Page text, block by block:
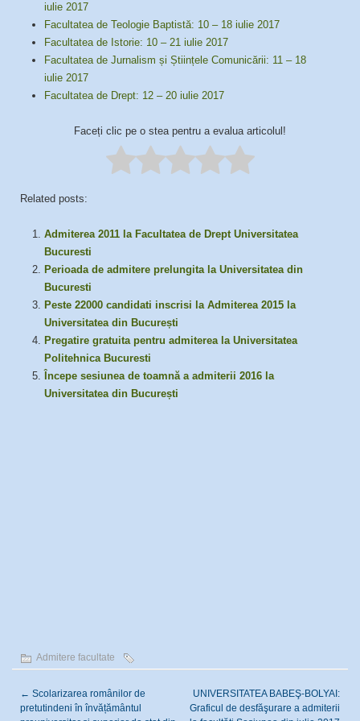
iulie 2017
Facultatea de Teologie Baptistă: 10 – 18 iulie 2017
Facultatea de Istorie: 10 – 21 iulie 2017
Facultatea de Jurnalism și Științele Comunicării: 11 – 18
iulie 2017
Facultatea de Drept: 12 – 20 iulie 2017
Faceți clic pe o stea pentru a evalua articolul!
Related posts:
Admiterea 2011 la Facultatea de Drept Universitatea
Bucuresti
Perioada de admitere prelungita la Universitatea din
Bucuresti
Peste 22000 candidati inscrisi la Admiterea 2015 la
Universitatea din București
Pregatire gratuita pentru admiterea la Universitatea
Politehnica Bucuresti
Începe sesiunea de toamnă a admiterii 2016 la
Universitatea din București
Admitere facultate
← Scolarizarea românilor de
pretutindeni în învățământul
UNIVERSITATEA BABEŞ-BOLYAI:
Graficul de desfăşurare a admiterii